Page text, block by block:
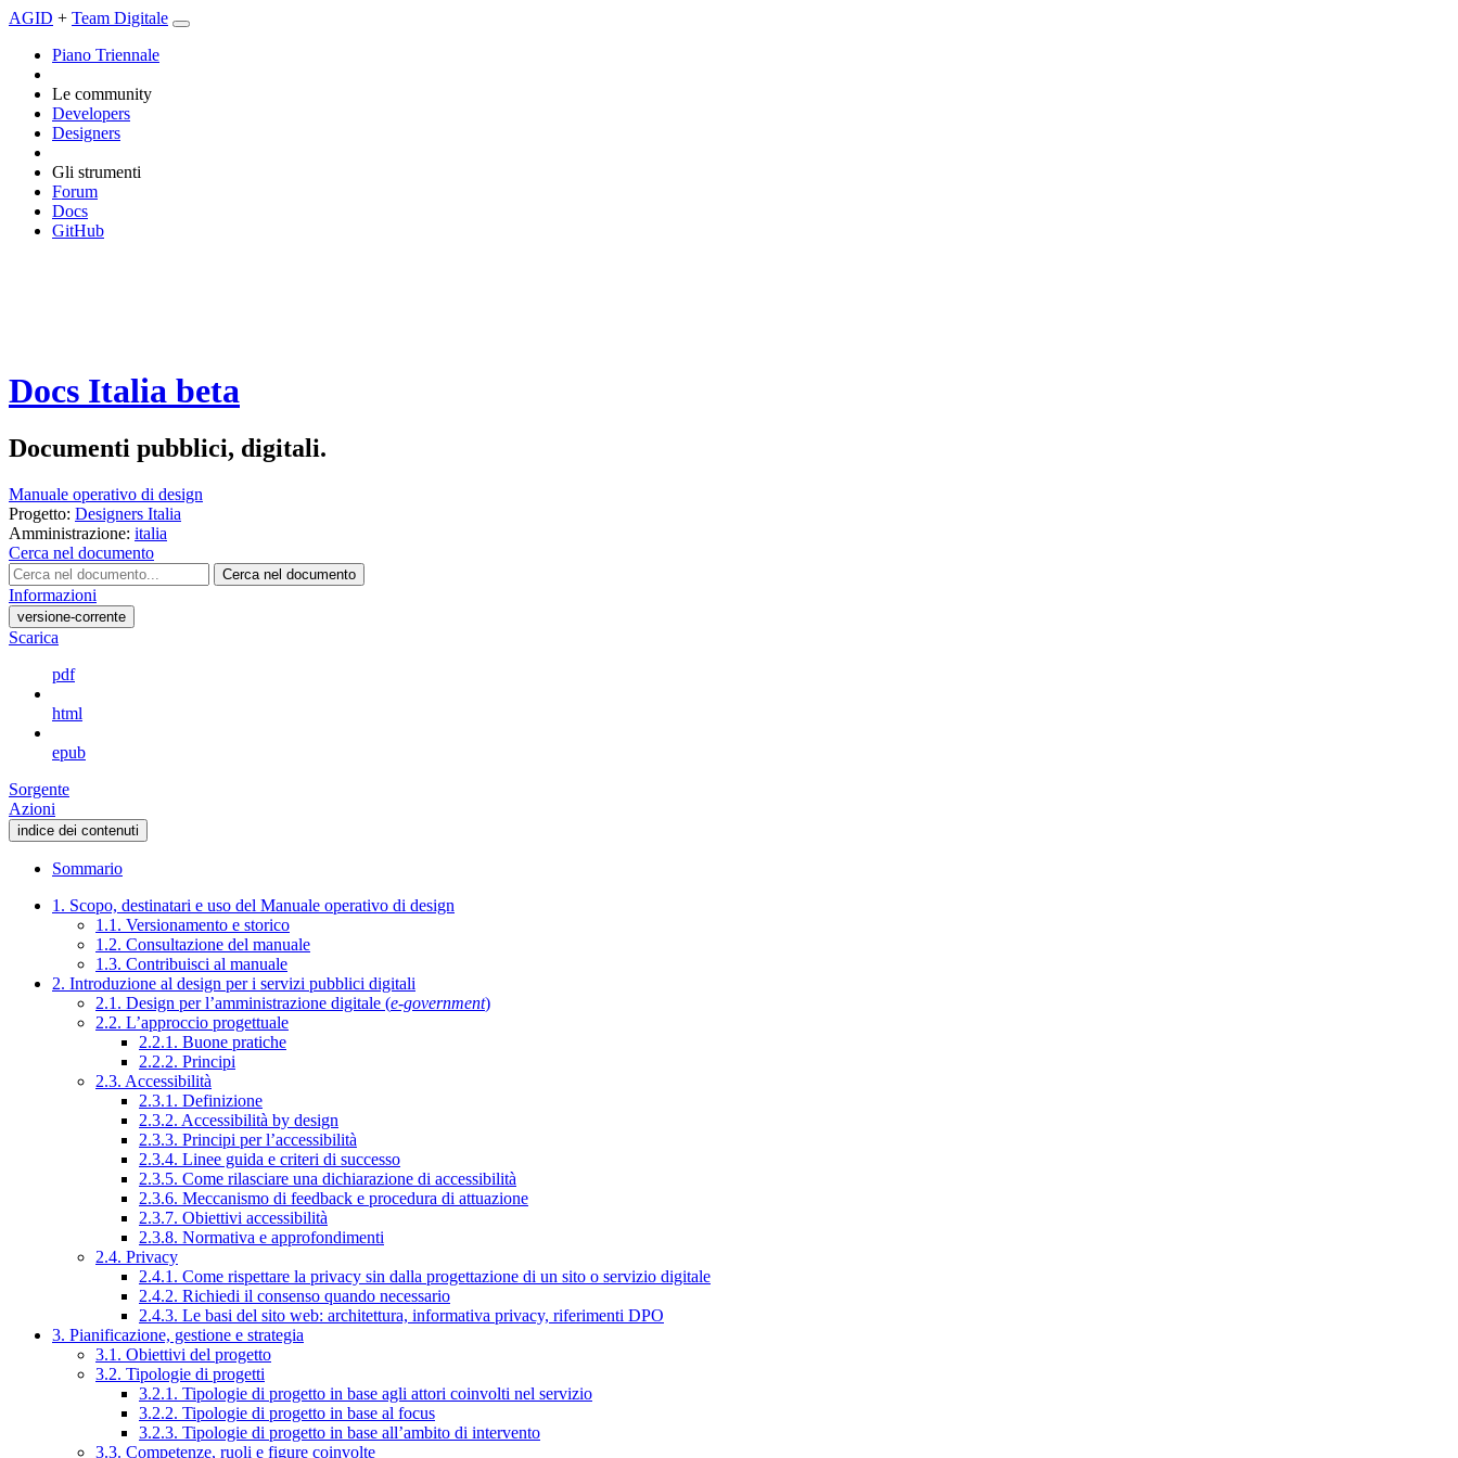
AGID + Team Digitale
Piano Triennale
Le community
Developers
Designers
Gli strumenti
Forum
Docs
GitHub
Docs Italia beta
Documenti pubblici, digitali.
Manuale operativo di design
Progetto: Designers Italia
Amministrazione: italia
Cerca nel documento
Cerca nel documento
Informazioni
versione-corrente
Scarica
pdf
html
epub
Sorgente
Azioni
indice dei contenuti
Sommario
1. Scopo, destinatari e uso del Manuale operativo di design
1.1. Versionamento e storico
1.2. Consultazione del manuale
1.3. Contribuisci al manuale
2. Introduzione al design per i servizi pubblici digitali
2.1. Design per l’amministrazione digitale (e-government)
2.2. L’approccio progettuale
2.2.1. Buone pratiche
2.2.2. Principi
2.3. Accessibilità
2.3.1. Definizione
2.3.2. Accessibilità by design
2.3.3. Principi per l’accessibilità
2.3.4. Linee guida e criteri di successo
2.3.5. Come rilasciare una dichiarazione di accessibilità
2.3.6. Meccanismo di feedback e procedura di attuazione
2.3.7. Obiettivi accessibilità
2.3.8. Normativa e approfondimenti
2.4. Privacy
2.4.1. Come rispettare la privacy sin dalla progettazione di un sito o servizio digitale
2.4.2. Richiedi il consenso quando necessario
2.4.3. Le basi del sito web: architettura, informativa privacy, riferimenti DPO
3. Pianificazione, gestione e strategia
3.1. Obiettivi del progetto
3.2. Tipologie di progetti
3.2.1. Tipologie di progetto in base agli attori coinvolti nel servizio
3.2.2. Tipologie di progetto in base al focus
3.2.3. Tipologie di progetto in base all’ambito di intervento
3.3. Competenze, ruoli e figure coinvolte